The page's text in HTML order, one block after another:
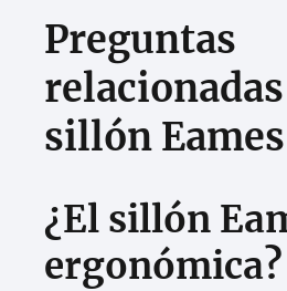
Preguntas
sillón Eames
¿El sillón
ergonómica?